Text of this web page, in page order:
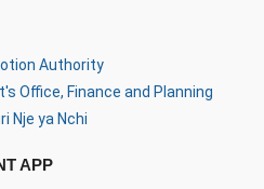
Authority
Office, Finance and Planning
Nje ya Nchi
APP